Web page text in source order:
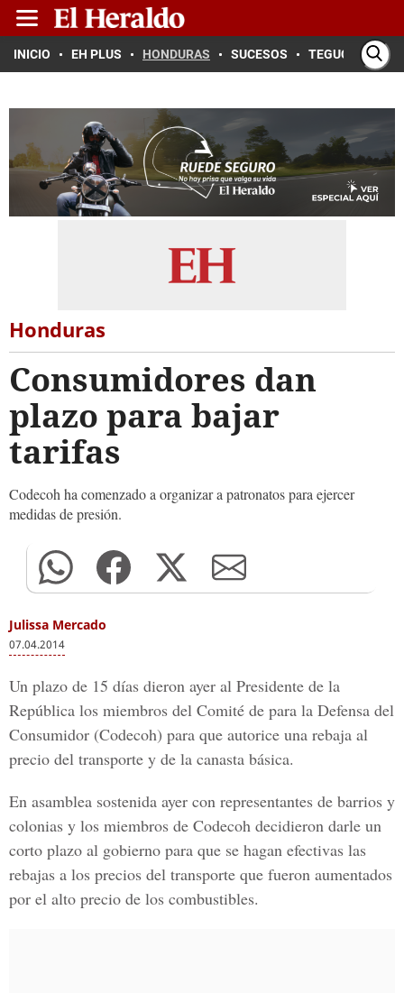
INICIO EH PLUS HONDURAS SUCESOS TEGUCIGALPA
Honduras
Consumidores dan
plazo para bajar
tarifas
Codecoh ha comenzado a organizar a patronatos para ejercer
medidas de presión.
Julissa Mercado
07.04.2014
Un plazo de 15 días dieron ayer al Presidente de la
República los miembros del Comité de para la Defensa del
Consumidor (Codecoh) para que autorice una rebaja al
precio del transporte y de la canasta básica.
En asamblea sostenida ayer con representantes de barrios y
colonias y los miembros de Codecoh decidieron darle un
corto plazo al gobierno para que se hagan efectivas las
rebajas a los precios del transporte que fueron aumentados
por el alto precio de los combustibles.